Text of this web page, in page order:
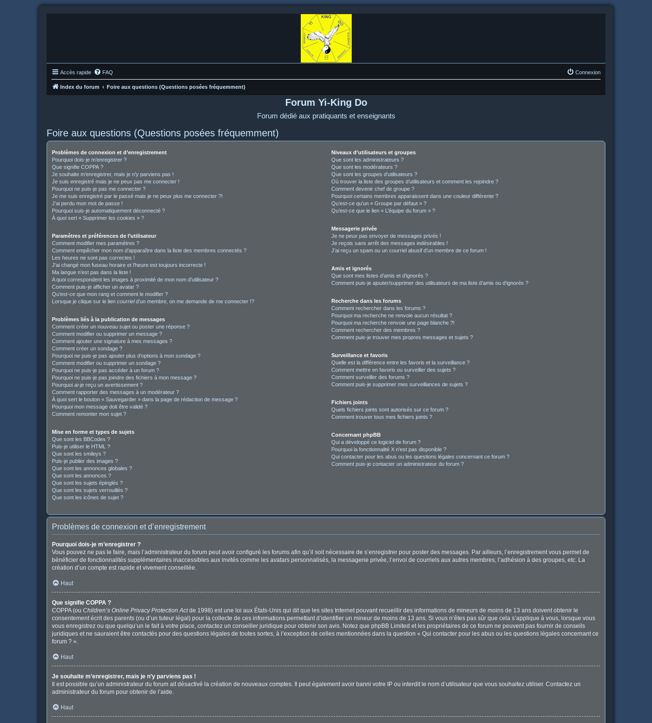
Accès rapide FAQ Connexion
Index du forum Foire aux questions (Questions posées fréquemment)
Forum Yi-King Do
Forum dédié aux pratiquants et enseignants
Foire aux questions (Questions posées fréquemment)
Problèmes de connexion et d’enregistrement
Pourquoi dois-je m’enregistrer ?
Que signifie COPPA ?
Je souhaite m’enregistrer, mais je n’y parviens pas !
Je suis enregistré mais je ne peux pas me connecter !
Pourquoi ne puis-je pas me connecter ?
Je me suis enregistré par le passé mais je ne peux plus me connecter ?!
J’ai perdu mon mot de passe !
Pourquoi suis-je automatiquement déconnecté ?
À quoi sert « Supprimer les cookies » ?
Paramètres et préférences de l’utilisateur
Comment modifier mes paramètres ?
Comment empêcher mon nom d’apparaître dans la liste des membres connectés ?
Les heures ne sont pas correctes !
J’ai changé mon fuseau horaire et l’heure est toujours incorrecte !
Ma langue n’est pas dans la liste !
A quoi correspondent les images à proximité de mon nom d’utilisateur ?
Comment puis-je afficher un avatar ?
Qu’est-ce que mon rang et comment le modifier ?
Lorsque je clique sur le lien courrield’un membre, on me demande de me connecter !?
Problèmes liés à la publication de messages
Comment créer un nouveau sujet ou poster une réponse ?
Comment modifier ou supprimer un message ?
Comment ajouter une signature à mes messages ?
Comment créer un sondage ?
Pourquoi ne puis-je pas ajouter plus d’options à mon sondage ?
Comment modifier ou supprimer un sondage ?
Pourquoi ne puis-je pas accéder à un forum ?
Pourquoi ne puis-je pas joindre des fichiers à mon message ?
Pourquoi ai-je reçu un avertissement ?
Comment rapporter des messages à un modérateur ?
À quoi sert le bouton « Sauvegarder » dans la page de rédaction de message ?
Pourquoi mon message doit être validé ?
Comment remonter mon sujet ?
Mise en forme et types de sujets
Que sont les BBCodes ?
Puis-je utiliser le HTML ?
Que sont les smileys ?
Puis-je publier des images ?
Que sont les annonces globales ?
Que sont les annonces ?
Que sont les sujets épinglés ?
Que sont les sujets verrouillés ?
Que sont les icônes de sujet ?
Niveaux d’utilisateurs et groupes
Que sont les administrateurs ?
Que sont les modérateurs ?
Que sont les groupes d’utilisateurs ?
Où trouver la liste des groupes d’utilisateurs et comment les rejoindre ?
Comment devenir chef de groupe ?
Pourquoi certains membres apparaissent dans une couleur différente ?
Qu’est-ce qu’un « Groupe par défaut » ?
Qu’est-ce que le lien « L’équipe du forum » ?
Messagerie privée
Je ne peux pas envoyer de messages privés !
Je reçois sans arrêt des messages indésirables !
J’ai reçu un spam ou un courriel abusif d’un membre de ce forum !
Amis et ignorés
Que sont mes listes d’amis et d’ignorés ?
Comment puis-je ajouter/supprimer des utilisateurs de ma liste d’amis ou d’ignorés ?
Recherche dans les forums
Comment rechercher dans les forums ?
Pourquoi ma recherche ne renvoie aucun résultat ?
Pourquoi ma recherche renvoie une page blanche ?!
Comment rechercher des membres ?
Comment puis-je trouver mes propres messages et sujets ?
Surveillance et favoris
Quelle est la différence entre les favoris et la surveillance ?
Comment mettre en favoris ou surveiller des sujets ?
Comment surveiller des forums ?
Comment puis-je supprimer mes surveillances de sujets ?
Fichiers joints
Quels fichiers joints sont autorisés sur ce forum ?
Comment trouver tous mes fichiers joints ?
Concernant phpBB
Qui a développé ce logiciel de forum ?
Pourquoi la fonctionnalité X n’est pas disponible ?
Qui contacter pour les abus ou les questions légales concernant ce forum ?
Comment puis-je contacter un administrateur du forum ?
Problèmes de connexion et d’enregistrement
Pourquoi dois-je m’enregistrer ?
Vous pouvez ne pas le faire, mais l’administrateur du forum peut avoir configuré les forums afin qu’il soit nécessaire de s’enregistrer pour poster des messages. Par ailleurs, l’enregistrement vous permet de
bénéficier de fonctionnalités supplémentaires inaccessibles aux invités comme les avatars personnalisés, la messagerie privée, l’envoi de courriels aux autres membres, l’adhésion à des groupes, etc. La
création d’un compte est rapide et vivement conseillée.
Haut
Que signifie COPPA ?
COPPA (ou Children’s Online Privacy Protection Actde 1998) est une loi aux États-Unis qui dit que les sites Internet pouvant recueillir des informations de mineurs de moins de 13 ans doivent obtenir le
consentement écrit des parents (ou d’un tuteur légal) pour la collecte de ces informations permettant d’identifier un mineur de moins de 13 ans. Si vous n’êtes pas sûr que cela s’applique à vous, lorsque vous
vous enregistrez ou que quelqu’un le fait à votre place, contactez un conseiller juridique pour obtenir son avis. Notez que phpBB Limited et les propriétaires de ce forum ne peuvent pas fournir de conseils
juridiques et ne sauraient être contactés pour des questions légales de toutes sortes, à l’exception de celles mentionnées dans la question « Qui contacter pour les abus ou les questions légales concernant ce
forum ? ».
Haut
Je souhaite m’enregistrer, mais je n’y parviens pas !
Il est possible qu’un administrateur du forum ait désactivé la création de nouveaux comptes. Il peut également avoir banni votre IP ou interdit le nom d’utilisateur que vous souhaitez utiliser. Contactez un
administrateur du forum pour obtenir de l’aide.
Haut